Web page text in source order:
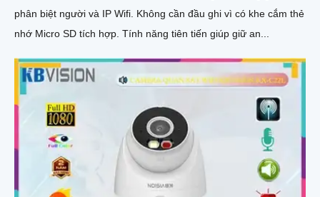
phân biệt người và IP Wifi. Không cần đầu ghi vì có khe cắm thẻ
nhớ Micro SD tích hợp. Tính năng tiên tiến giúp giữ an...